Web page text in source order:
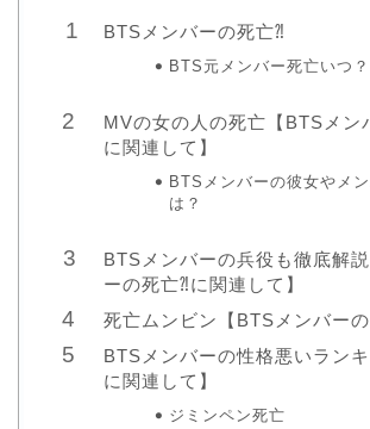
BTSメンバーの死亡⁈
BTS元メンバー死亡いつ？
MVの女の人の死亡【BTSメン
に関連して】
BTSメンバーの彼女やメ
は？
BTSメンバーの兵役も徹底解
ーの死亡⁈に関連して】
死亡ムンビン【BTSメンバーの
BTSメンバーの性格悪いラン
に関連して】
ジミンペン死亡